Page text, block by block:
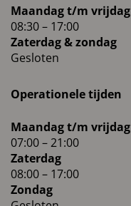
Maandag t/m vrijdag
08:30 – 17:00
Zaterdag & zondag
Gesloten
Operationele tijden
Maandag t/m vrijdag
07:00 – 21:00
Zaterdag
08:00 – 17:00
Zondag